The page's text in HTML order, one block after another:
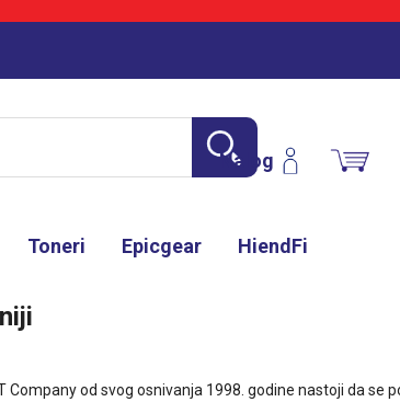
Nalog
Toneri Epicgear HiendFi
od svog osnivanja 1998. godine nastoji da se